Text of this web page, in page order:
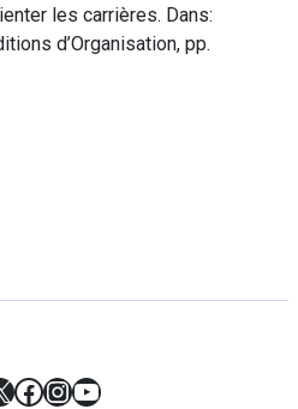
les carrières. Dans:
d’Organisation, pp.
Facebook
Instagram
YouTube